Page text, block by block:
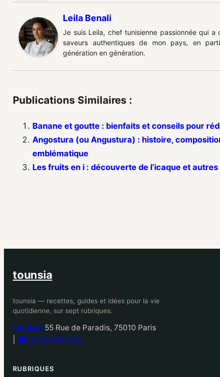
Leila Benali
Je suis Leila, chef tunisienne passionnée qui
saveurs authentiques de mon pays, en
génération en génération.
Publications Similaires :
Banane et goutte : bienfaits et conseils pour
Angostura (ou Angustura) : histoire,
emblématique
Les fruits en i : découverte de l’icaque et
tounsia
tounsia — recettes, guides et idées pour la vie
quotidienne, sur sept rubriques.
Tounsia 55 Rue de Paradis, 75010 Paris
☎ 07 66 68 37 21
RUBRIQUES